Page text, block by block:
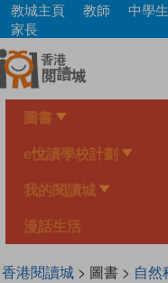
Skip
main
content
教城主頁 教師 中學生
家長
圖書
e悅讀學校計劃
我的閱讀城
漫話生活
香港閱讀城> 圖書 > 自然